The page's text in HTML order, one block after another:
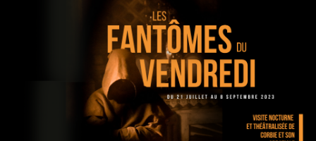
JE PARTICIPE